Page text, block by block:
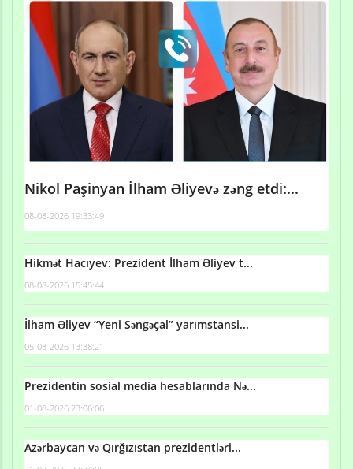
Nikol Paşinyan İlham Əliyevə zəng etdi:...
08-08-2026 19:33:49
Hikmət Hacıyev: Prezident İlham Əliyev t...
08-08-2026 15:45:44
İlham Əliyev “Yeni Səngəçal” yarımstansi...
05-08-2026 13:38:21
Prezidentin sosial media hesablarında Nə...
01-08-2026 23:06:06
Azərbaycan və Qırğızıstan prezidentləri...